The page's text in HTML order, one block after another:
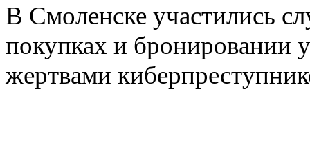
В Смоленске участились
покупках и бронировании
жертвами